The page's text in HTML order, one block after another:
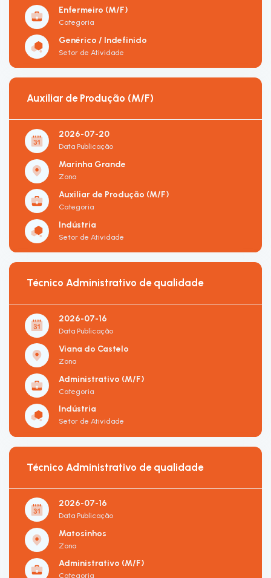
Enfermeiro (M/F)
Categoria
Genérico / Indefinido
Setor de Atividade
Auxiliar de Produção (M/F)
2026-07-20
Data Publicação
Marinha Grande
Zona
Auxiliar de Produção (M/F)
Categoria
Indústria
Setor de Atividade
Técnico Administrativo de qualidade
2026-07-16
Data Publicação
Viana do Castelo
Zona
Administrativo (M/F)
Categoria
Indústria
Setor de Atividade
Técnico Administrativo de qualidade
2026-07-16
Data Publicação
Matosinhos
Zona
Administrativo (M/F)
Categoria